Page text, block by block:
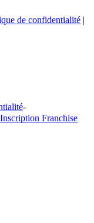
de confidentialité |
-
Inscription Franchise